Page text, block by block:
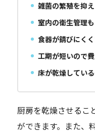
雑菌の繁殖を抑
室内の衛生管理
食器が錆びにく
工期が短いので
床が乾燥してい
厨房を乾燥させるこ
ができます。また、